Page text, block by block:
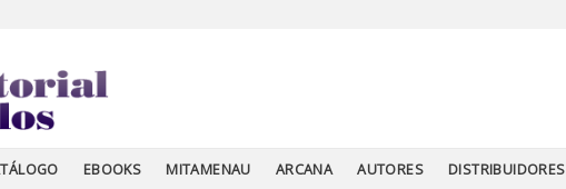
EBOOKS MITAMENAU ARCANA AUTORES DISTRIBUIDORES